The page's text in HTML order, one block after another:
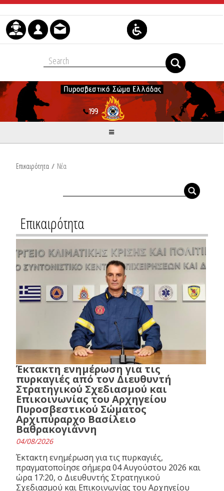
Skip to Content
Επικαιρότητα / Νέα
Επικαιρότητα
Έκτακτη ενημέρωση για τις
πυρκαγιές από τον Διευθυντή
Στρατηγικού Σχεδιασμού και
Επικοινωνίας του Αρχηγείου
Πυροσβεστικού Σώματος
Αρχιπύραρχο Βασίλειο
Βαθρακογιάννη
04/08/2026
Έκτακτη ενημέρωση για τις πυρκαγιές,
πραγματοποίησε σήμερα 04 Αυγούστου 2026 και
ώρα 17:20, ο Διευθυντής Στρατηγικού
Σχεδιασμού και Επικοινωνίας του Αρχηγείου